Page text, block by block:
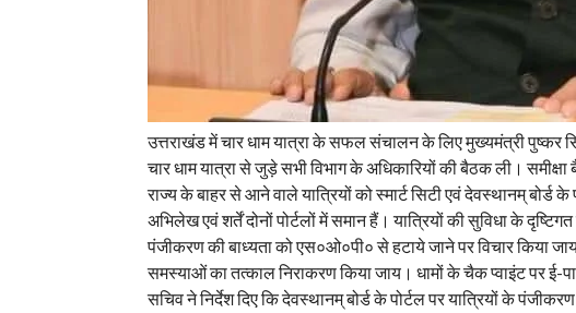
उत्तराखंड में चार धाम यात्रा के सफल संचालन के लिए मुख्यमंत्री पुष्कर
चार धाम यात्रा से जुड़े सभी विभाग के अधिकारियों की बैठक ली।
राज्य के बाहर से आने वाले यात्रियों को स्मार्ट सिटी एवं देवस्थानम्
अभिलेख एवं शर्तें दोनों पोर्टलों में समान हैं। यात्रियों की सुविधा के
पंजीकरण की बाध्यता को एस०ओ०पी० से हटाये जाने पर विचार किया
समस्याओं का तत्काल निराकरण किया जाय। धामों के चैक प्वाइंट पर
सचिव ने निर्देश दिए कि देवस्थानम् बोर्ड के पोर्टल पर यात्रियों के